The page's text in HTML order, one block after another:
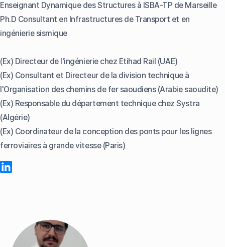
Enseignant Dynamique des Structures à ISBA-TP de Marseille
Ph.D Consultant en Infrastructures de Transport et en
ingénierie sismique
(Ex) Directeur de l'ingénierie chez Etihad Rail (UAE)
(Ex) Consultant et Directeur de la division technique à
l'Organisation des chemins de fer saoudiens (Arabie saoudite)
(Ex) Responsable du département technique chez Systra
(Algérie)
(Ex) Coordinateur de la conception des ponts pour les lignes
ferroviaires à grande vitesse (Paris)